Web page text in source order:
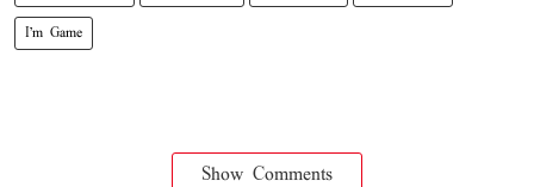
I'm Game
Show Comments